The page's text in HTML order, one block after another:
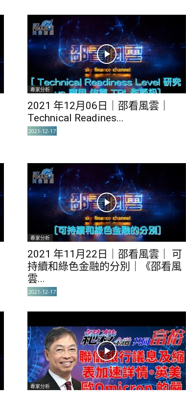
專家分析
2021 年12月06日｜邵看風雲｜
Technical Readines...
2021-12-17
專家分析
2021 年11月22日｜邵看風雲｜ 可
持續和綠色金融的分別｜《邵看風
雲...
2021-12-17
專家分析